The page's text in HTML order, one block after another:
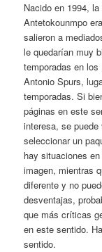
Nacido en 1994,
Antetokounmpo
salieron a
le quedarían muy
temporadas en
Antonio Spurs,
temporadas. Si
páginas en este
interesa, se
seleccionar un
hay situaciones
imagen, mientras
diferente y no
desventajas,
que más críticas
en este sentido.
sentido.